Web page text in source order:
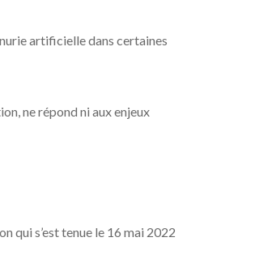
artificielle dans certaines
ne répond ni aux enjeux
qui s’est tenue le 16 mai 2022